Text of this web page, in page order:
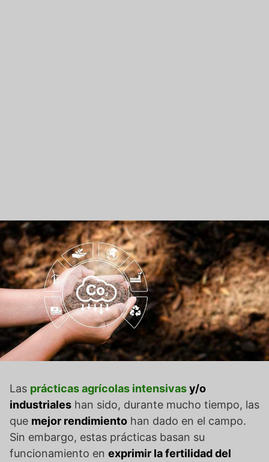
Las prácticas agrícolas intensivasy/o
industriales han sido, durante mucho tiempo, las
que mejor rendimiento han dado en el campo.
Sin embargo, estas prácticas basan su
funcionamiento en exprimir la fertilidad del